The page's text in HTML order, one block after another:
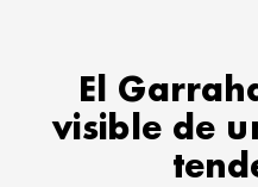
El
visible de